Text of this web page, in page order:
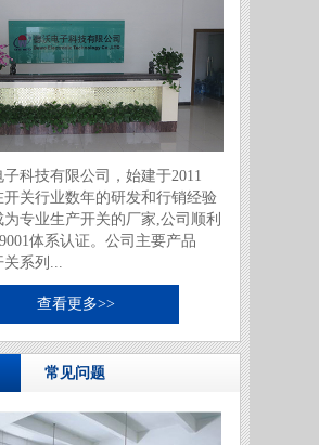
科技有限公司，始建于2011
开关行业数年的研发和行销经验
专业生产开关的厂家,公司顺利
体系认证。公司主要产品
系列...
查看更多>>
常见问题